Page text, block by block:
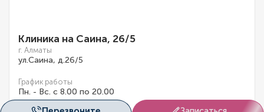
Клиника на Саина, 26/5
г. Алматы
ул.Саина, д.26/5
График работы
Пн. - Вс. с 8.00 по 20.00